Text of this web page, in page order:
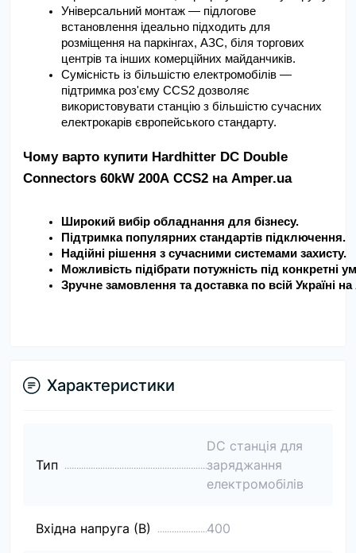
Універсальний монтаж — підлогове
встановлення ідеально підходить для
розміщення на паркінгах, АЗС, біля торгових
центрів та інших комерційних майданчиків.
Сумісність із більшістю електромобілів —
підтримка роз'єму CCS2 дозволяє
використовувати станцію з більшістю сучасних
електрокарів європейського стандарту.
Чому варто купити Hardhitter DC Double
Connectors 60kW 200А CCS2 на Amper.ua
Широкий вибір обладнання для бізнесу.
Підтримка популярних стандартів підключення.
Надійні рішення з сучасними системами захисту.
Можливість підібрати потужність під конкретні
Зручне замовлення та доставка по всій Україні
Характеристики
Тип
DC станція для
заряджання
електромобілів
Вхідна напруга (В) 400